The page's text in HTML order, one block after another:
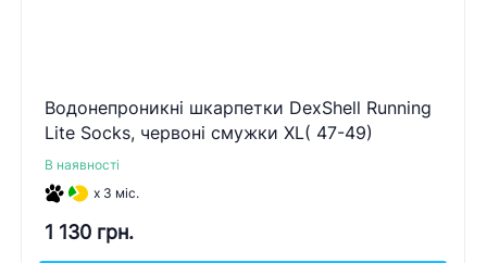
Водонепроникні шкарпетки DexShell Running
Lite Socks, червоні смужки XL( 47-49)
В наявності
x 3 міс.
1 130 грн.